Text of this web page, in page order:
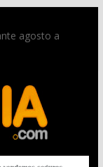
agosto a
de
Cruz Roja
Festera
50.000 imágenes
Marqués de